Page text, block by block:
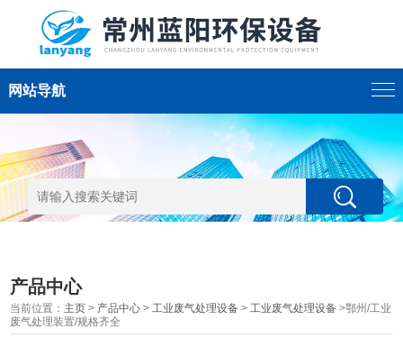
网站导航
产品中心
当前位置： 主页 > 产品中心 >工业废气处理设备 >工业废气处理设备 >鄂州/工业
废气处理装置/规格齐全